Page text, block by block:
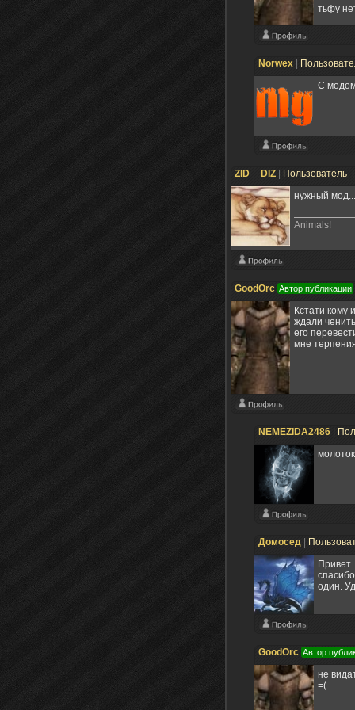
тьфу
Norwex
С
ZID__DIZ Пользователь
нужный мод...
Animals!
GoodOrc Автор публикации
Кстати кому
ждали
его
мне
NEMEZIDA2486
Домосед
один.
GoodOrc Автор
не
=(